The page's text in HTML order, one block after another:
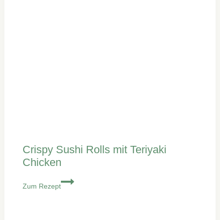
Crispy Sushi Rolls mit Teriyaki
Chicken
Zum Rezept
Crispy